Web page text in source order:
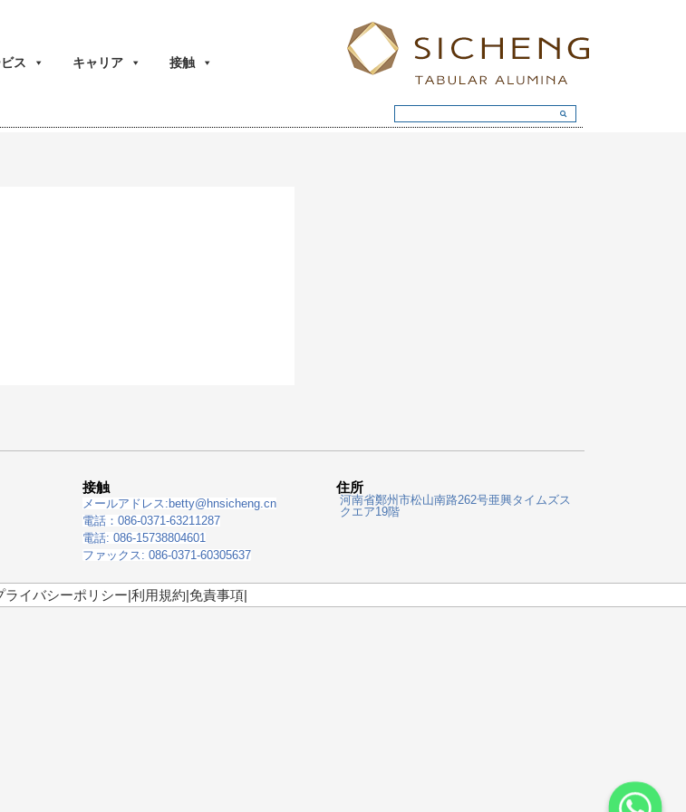
ス キャリア 接触
接触
メールアドレス:betty@hnsicheng.cn
電話：086-0371-63211287
電話: 086-15738804601
ファックス: 086-0371-60305637
住所
河南省鄭州市松山南路262号亜興タイムズス
クエア19階
ライバシーポリシー|利用規約|免責事項|